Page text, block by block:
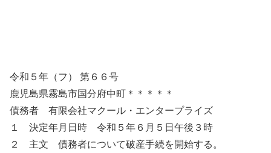
令和５年（フ） 第６６号
鹿児島県霧島市国分府中町＊＊＊＊＊
債務者 有限会社マクール・エンタープライズ
１ 決定年月日時 令和５年６月５日午後３時
２ 主文 債務者について破産手続を開始する。